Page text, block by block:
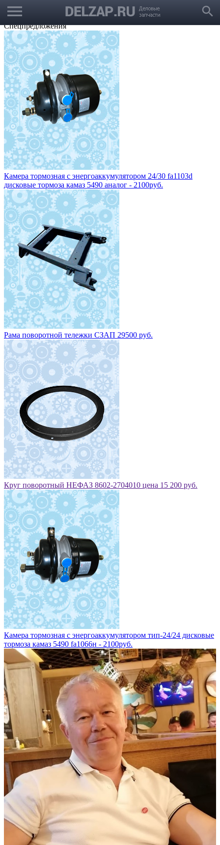
menu search
Выбрать город
Корзина
Заказать звонок
Спецпредложения
Камера тормозная с энергоаккумулятором 24/30 fa1103d
дисковые тормоза камаз 5490 аналог - 2100руб.
Рама поворотной тележки СЗАП 29500 руб.
Круг поворотный НЕФАЗ 8602-2704010 цена 15 200 руб.
Камера тормозная с энергоаккумулятором тип-24/24 дисковые
тормоза камаз 5490 fa1066н - 2100руб.